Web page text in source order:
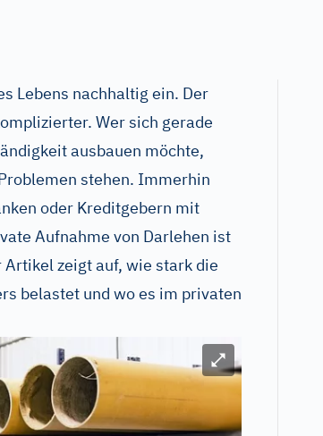
Lebens nachhaltig ein. Der
Wer sich gerade
ausbauen möchte,
stehen. Immerhin
oder Kreditgebern mit
Aufnahme von Darlehen ist
zeigt auf, wie stark die
belastet und wo es im privaten
Bild vergrößern